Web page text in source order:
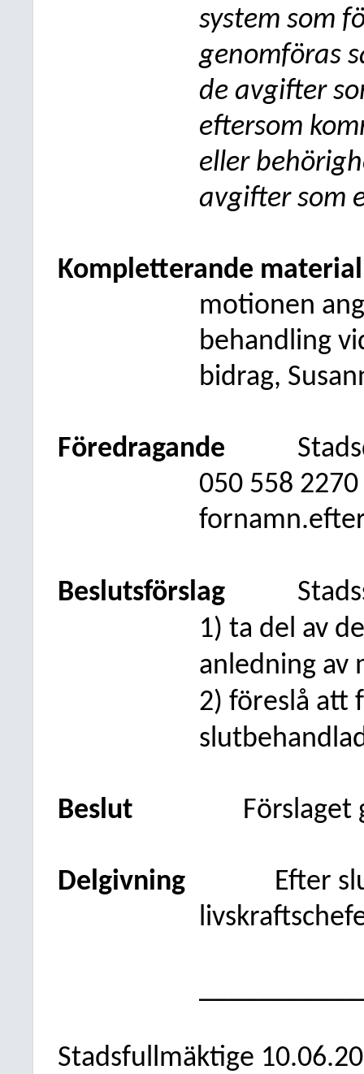
system som
genomföras
de avgifter
eftersom
eller
avgifter som
Kompletterande material
motionen
behandling
bidrag,
Föredragande
050 558 2270
Beslutsförslag
1) ta del av
anledning av
2) föreslå att
Beslut Förslaget
Delgivning
Efter
Stadsfullmäktige